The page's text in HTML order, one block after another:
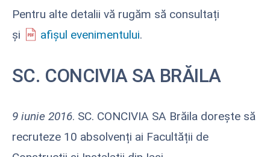
Pentru alte detalii vă rugăm să consultați
și
afișul evenimentului.
SC. CONCIVIA SA BRĂILA
9 iunie 2016. SC. CONCIVIA SA Brăila dorește să
recruteze 10 absolvenți ai Facultății de